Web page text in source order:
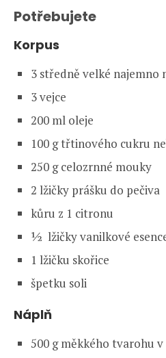
Potřebujete
Korpus
3 středně velké najemno
3 vejce
200 ml oleje
100 g třtinového cukru
250 g celozrnné mouky
2 lžičky prášku do pečiva
kůru z 1 citronu
½ lžičky vanilkové
1 lžičku skořice
špetku soli
Náplň
500 g měkkého tvarohu